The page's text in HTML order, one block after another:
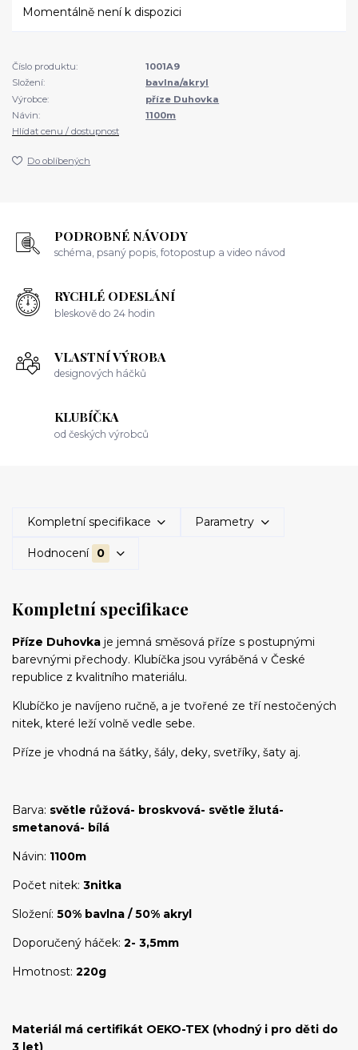
Momentálně není k dispozici
Číslo produktu:
1001A9
Složení:
bavlna/akryl
Výrobce:
příze Duhovka
Návin:
1100m
Hlídat cenu / dostupnost
Do oblíbených
PODROBNÉ NÁVODY
schéma, psaný popis, fotopostup a video návod
RYCHLÉ ODESLÁNÍ
bleskově do 24 hodin
VLASTNÍ VÝROBA
designových háčků
KLUBÍČKA
od českých výrobců
Kompletní specifikace Parametry
Hodnocení 0
Kompletní specifikace
Příze Duhovka je jemná směsová příze s postupnými
barevnými přechody. Klubíčka jsou vyráběná v České
republice z kvalitního materiálu.
Klubíčko je navíjeno ručně, a je tvořené ze tří nestočených
nitek, které leží volně vedle sebe.
Příze je vhodná na šátky, šály, deky, svetříky, šaty aj.
Barva: světle růžová- broskvová- světle žlutá-
smetanová- bílá
Návin: 1100m
Počet nitek: 3nitka
Složení: 50% bavlna / 50% akryl
Doporučený háček: 2- 3,5mm
Hmotnost: 220g
Materiál má certifikát OEKO-TEX (vhodný i pro děti do
3 let)